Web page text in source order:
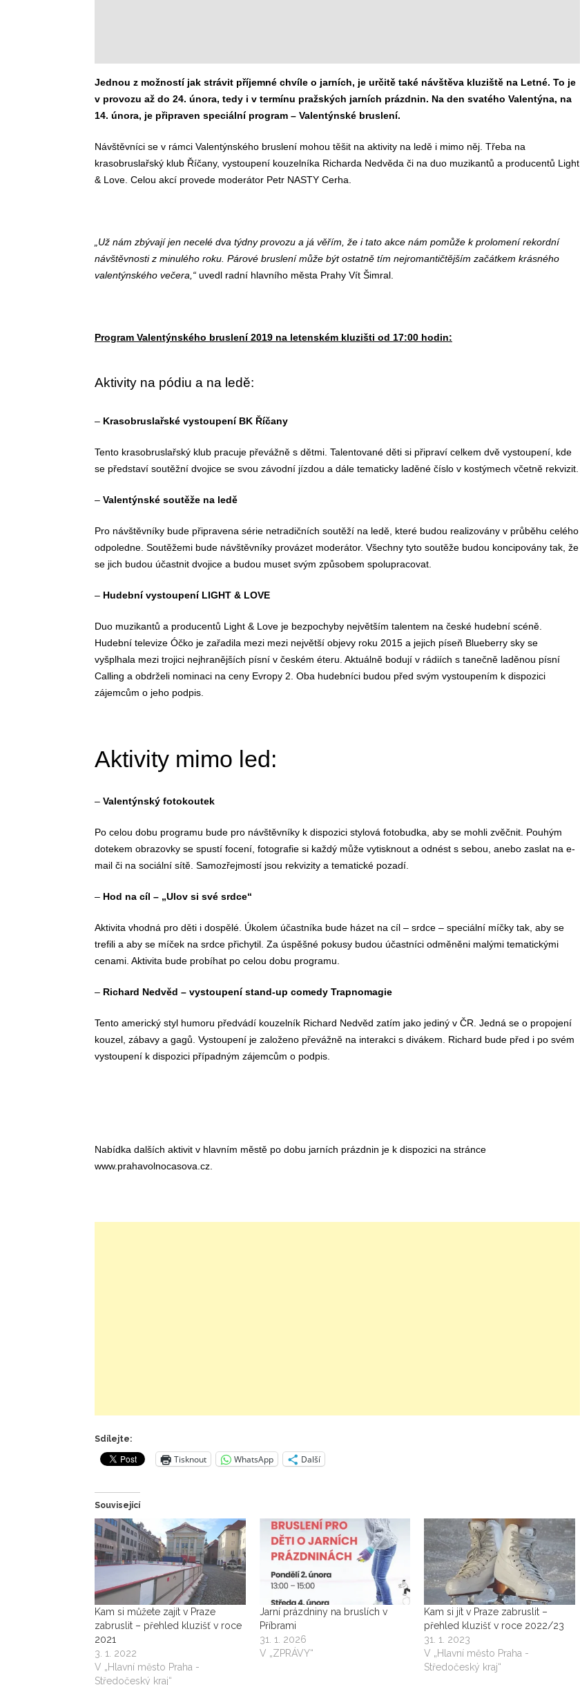
Jednou z možností jak strávit příjemné chvíle o jarních, je určitě také návštěva kluziště na Letné. To je
v provozu až do 24. února, tedy i v termínu pražských jarních prázdnin. Na den svatého Valentýna, na
14. února, je připraven speciální program – Valentýnské bruslení.
Návštěvníci se v rámci Valentýnského bruslení mohou těšit na aktivity na ledě i mimo něj. Třeba na
krasobruslařský klub Říčany, vystoupení kouzelníka Richarda Nedvěda či na duo muzikantů a producentů Light
& Love. Celou akcí provede moderátor Petr NASTY Cerha.
„Už nám zbývají jen necelé dva týdny provozu a já věřím, že i tato akce nám pomůže k prolomení rekordní
návštěvnosti z minulého roku. Párové bruslení může být ostatně tím nejromantičtějším začátkem krásného
valentýnského večera,“ uvedl radní hlavního města Prahy Vít Šimral.
Program Valentýnského bruslení 2019 na letenském kluzišti od 17:00 hodin:
Aktivity na pódiu a na ledě:
– Krasobruslařské vystoupení BK Říčany
Tento krasobruslařský klub pracuje převážně s dětmi. Talentované děti si připraví celkem dvě vystoupení, kde
se představí soutěžní dvojice se svou závodní jízdou a dále tematicky laděné číslo v kostýmech včetně rekvizit.
– Valentýnské soutěže na ledě
Pro návštěvníky bude připravena série netradičních soutěží na ledě, které budou realizovány v průběhu celého
odpoledne. Soutěžemi bude návštěvníky provázet moderátor. Všechny tyto soutěže budou koncipovány tak, že
se jich budou účastnit dvojice a budou muset svým způsobem spolupracovat.
– Hudební vystoupení LIGHT & LOVE
Duo muzikantů a producentů Light & Love je bezpochyby největším talentem na české hudební scéně.
Hudební televize Óčko je zařadila mezi mezi největší objevy roku 2015 a jejich píseň Blueberry sky se
vyšplhala mezi trojici nejhranějších písní v českém éteru. Aktuálně bodují v rádiích s tanečně laděnou písní
Calling a obdrželi nominaci na ceny Evropy 2. Oba hudebníci budou před svým vystoupením k dispozici
zájemcům o jeho podpis.
Aktivity mimo led:
– Valentýnský fotokoutek
Po celou dobu programu bude pro návštěvníky k dispozici stylová fotobudka, aby se mohli zvěčnit. Pouhým
dotekem obrazovky se spustí focení, fotografie si každý může vytisknout a odnést s sebou, anebo zaslat na e-
mail či na sociální sítě. Samozřejmostí jsou rekvizity a tematické pozadí.
– Hod na cíl – „Ulov si své srdce“
Aktivita vhodná pro děti i dospělé. Úkolem účastníka bude házet na cíl – srdce – speciální míčky tak, aby se
trefili a aby se míček na srdce přichytil. Za úspěšné pokusy budou účastníci odměněni malými tematickými
cenami. Aktivita bude probíhat po celou dobu programu.
– Richard Nedvěd – vystoupení stand-up comedy Trapnomagie
Tento americký styl humoru předvádí kouzelník Richard Nedvěd zatím jako jediný v ČR. Jedná se o propojení
kouzel, zábavy a gagů. Vystoupení je založeno převážně na interakci s divákem. Richard bude před i po svém
vystoupení k dispozici případným zájemcům o podpis.
Nabídka dalších aktivit v hlavním městě po dobu jarních prázdnin je k dispozici na stránce
www.prahavolnocasova.cz.
Sdílejte:
Tisknout WhatsApp Další
Související
Kam si můžete zajít v Praze
zabruslit – přehled kluzišť v roce
2021
3. 1. 2022
V „Hlavní město Praha -
Středočeský kraj“
Jarní prázdniny na bruslích v
Příbrami
31. 1. 2026
V „ZPRÁVY“
Kam si jít v Praze zabruslit –
přehled kluzišť v roce 2022/23
31. 1. 2023
V „Hlavní město Praha -
Středočeský kraj“